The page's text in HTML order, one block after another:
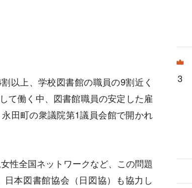
以上、学校図書館の職員の9割近く
て働く中、図書館職員の安定した雇
田町の衆議院第1議員会館で開かれ
性全国ネットワークなど、この問題
本図書館協会（日図協）も協力し